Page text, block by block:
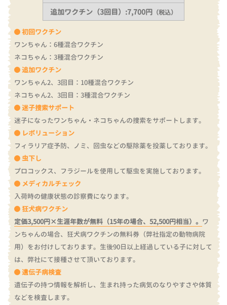
初回ワクチン
ワンちゃん：6種混合ワクチン
ネコちゃん：3種混合ワクチン
追加ワクチン
ワンちゃん2、3回目：10種混合ワクチン
ネコちゃん2、3回目：3種混合ワクチン
迷子捜索サポート
迷子になったワンちゃん・ネコちゃんの捜索をサポートします。
レボリューション
フィラリア症予防、ノミ、回虫などの駆除薬を投薬しております。
虫下し
プロコックス、フラジールを使用して駆虫を実施しております。
メディカルチェック
入荷時の健康状態の診察費になります。
狂犬病ワクチン
定価3,500円×生涯年数が無料（15年の場合、52,500円相当）。 ワ
ンちゃんの場合、狂犬病ワクチンの無料券（弊社指定の動物病院
用）をお付けしております。 生後90日以上経過している子に対して
は、弊社にて接種させて頂いております。
遺伝子病検査
遺伝子の持つ情報を解析し、生まれ持った病気のなりやすさや体質
などを検査します。
追加ワクチン（3回目）:7,700円 （税込）